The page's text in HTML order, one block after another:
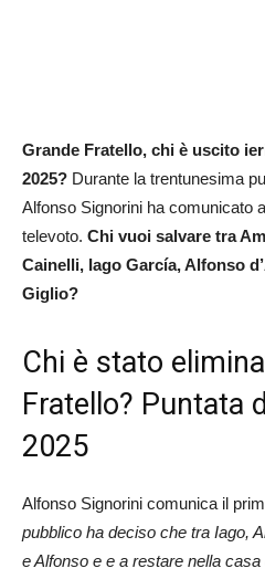
Grande Fratello, chi è uscito
2025? Durante la trentunesima
Alfonso Signorini ha comunicato
televoto. Chi vuoi salvare tra
Cainelli, Iago García, Alfonso
Giglio?
Chi è stato
Fratello? Puntata
2025
Alfonso Signorini comunica il
pubblico ha deciso che tra Iago,
e Alfonso e e a restare nella